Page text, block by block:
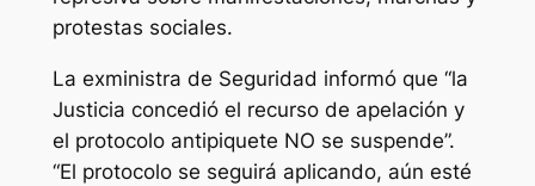
protestas sociales.
La exministra de Seguridad informó que “la
Justicia concedió el recurso de apelación y
el protocolo antipiquete NO se suspende”.
“El protocolo se seguirá aplicando, aún esté